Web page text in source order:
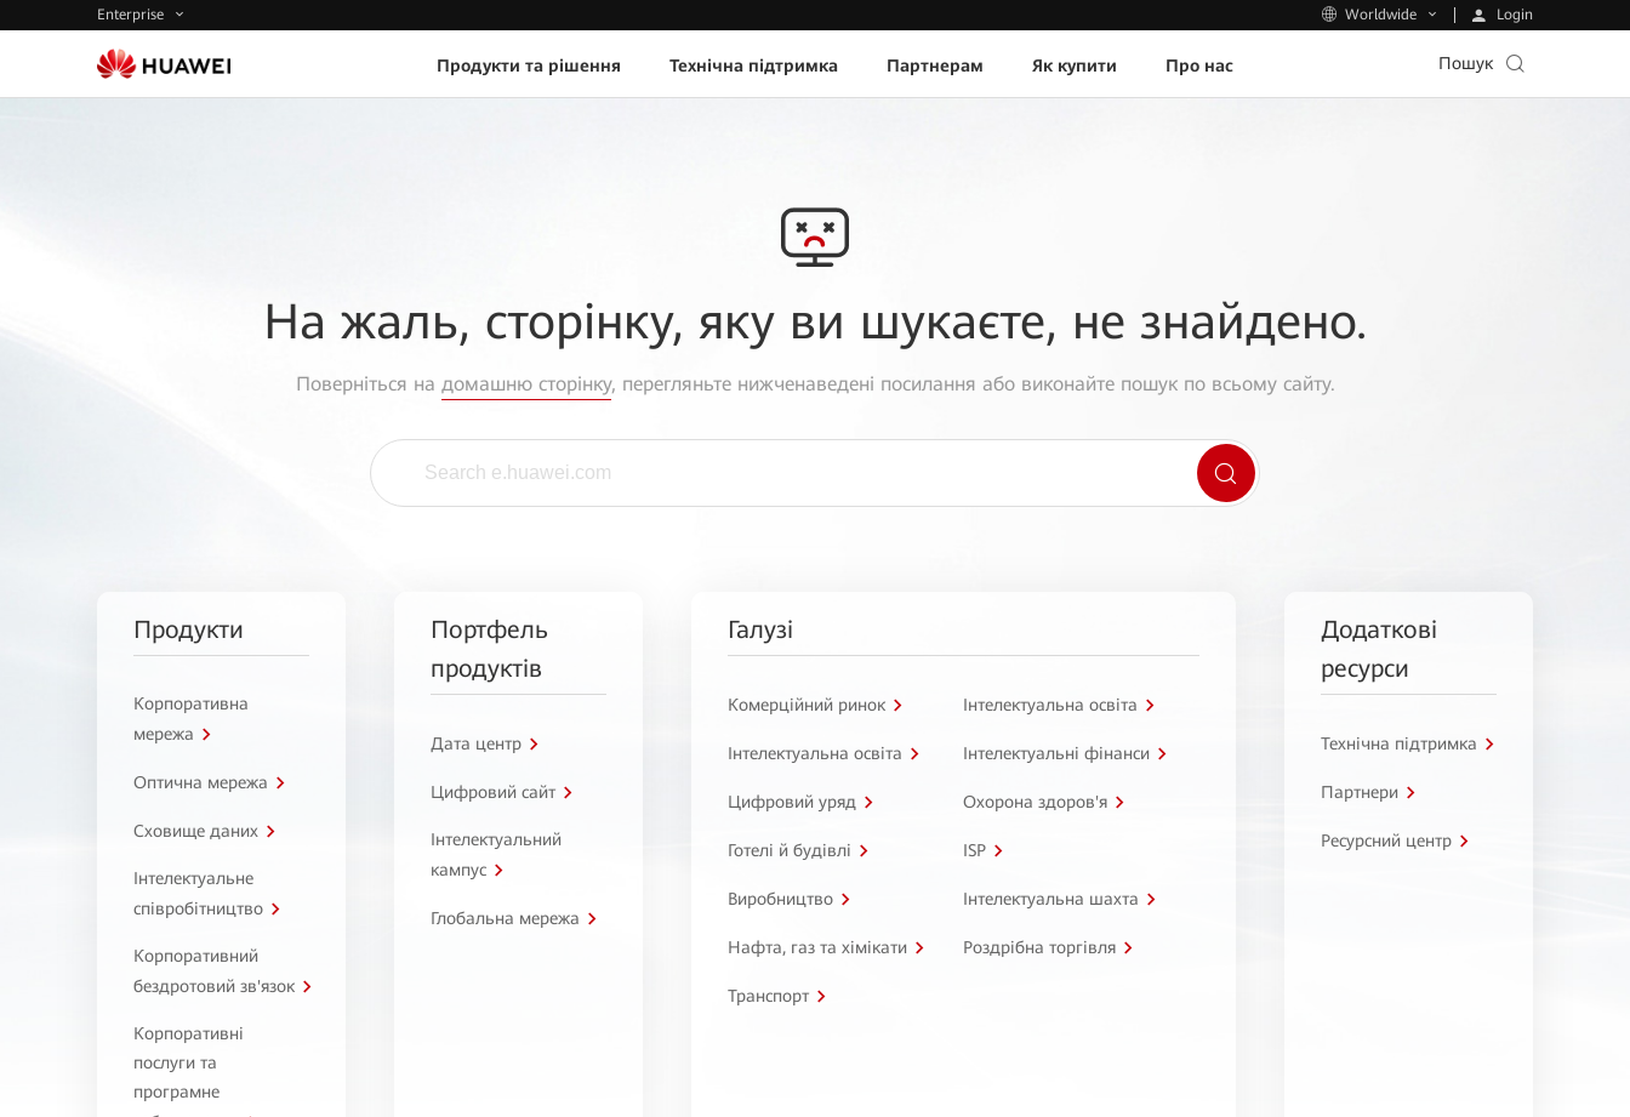
Enterprise Worldwide Login
Продукти та рішення Технічна підтримка Партнерам Як купити Про нас Пошук
На жаль, сторінку, яку ви шукаєте, не знайдено.
Поверніться на домашню сторінку, перегляньте нижченаведені посилання або виконайте пошук по всьому сайту.
Продукти
Корпоративна
мережа
Оптична мережа
Сховище даних
Інтелектуальне
співробітництво
Корпоративний
бездротовий зв'язок
Корпоративні
послуги та
програмне
Портфель
продуктів
Дата центр
Цифровий сайт
Інтелектуальний
кампус
Глобальна мережа
Галузі
Комерційний ринок Інтелектуальна освіта
Інтелектуальна освіта Інтелектуальні фінанси
Цифровий уряд Охорона здоров'я
Готелі й будівлі ISP
Виробництво Інтелектуальна шахта
Нафта, газ та хімікати Роздрібна торгівля
Транспорт
Додаткові
ресурси
Технічна підтримка
Партнери
Ресурсний центр